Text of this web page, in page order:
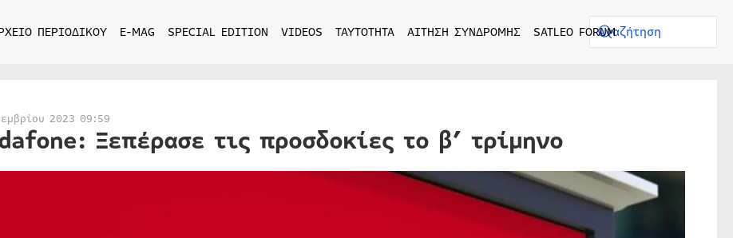
ΠΕΡΙΟΔΙΚΟΥ E-MAG SPECIAL EDITION VIDEOS ΤΑΥΤΟΤΗΤΑ ΑΙΤΗΣΗ ΣΥΝΔΡΟΜΗΣ SATLEO FORUM
2023 09:59
Ξεπέρασε τις προσδοκίες το β’ τρίμηνο